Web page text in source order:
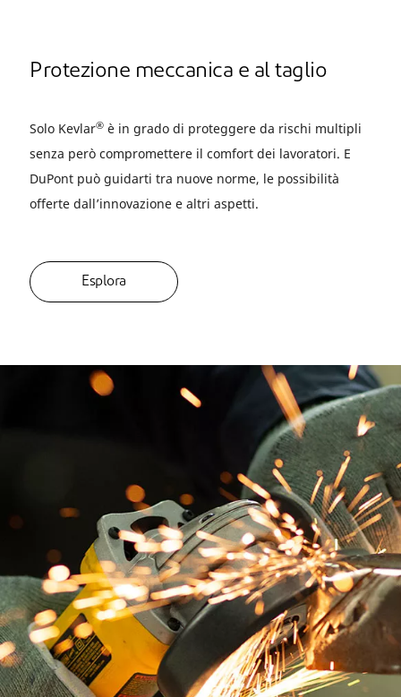
Protezione meccanica e al taglio
Solo Kevlar® è in grado di proteggere da rischi multipli
senza però compromettere il comfort dei lavoratori. E
DuPont può guidarti tra nuove norme, le possibilità
offerte dall’innovazione e altri aspetti.
Esplora